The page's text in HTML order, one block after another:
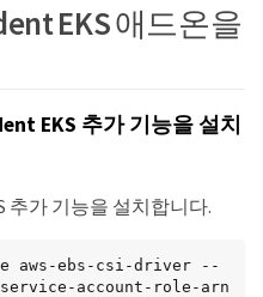
EKS 애드온을
EKS 추가 기능을 설치
추가 기능을 설치합니다.
aws-ebs-csi-driver --
account-role-arn